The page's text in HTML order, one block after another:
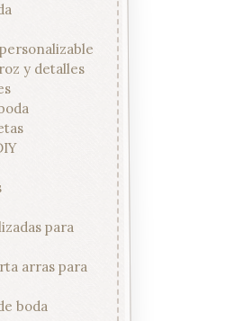
y detalles
para
arras para
boda